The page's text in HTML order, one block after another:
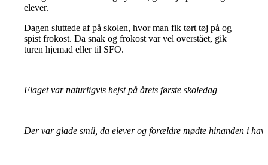
elever.
Dagen sluttede af på skolen, hvor man fik tørt tøj på og
spist frokost. Da snak og frokost var vel overstået, gik
turen hjemad eller til SFO.
Flaget var naturligvis hejst på årets første skoledag
Der var glade smil, da elever og forældre mødte hinanden i